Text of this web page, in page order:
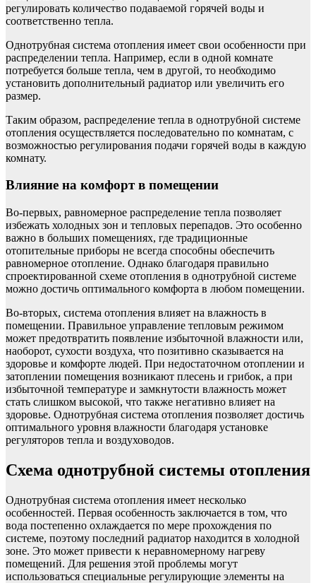
регулировать количество подаваемой горячей воды и
соответственно тепла.
Однотрубная система отопления имеет свои особенности при
распределении тепла. Например, если в одной комнате
потребуется больше тепла, чем в другой, то необходимо
установить дополнительный радиатор или увеличить его
размер.
Таким образом, распределение тепла в однотрубной системе
отопления осуществляется последовательно по комнатам, с
возможностью регулирования подачи горячей воды в каждую
комнату.
Влияние на комфорт в помещении
Во-первых, равномерное распределение тепла позволяет
избежать холодных зон и тепловых перепадов. Это особенно
важно в больших помещениях, где традиционные
отопительные приборы не всегда способны обеспечить
равномерное отопление. Однако благодаря правильно
спроектированной схеме отопления в однотрубной системе
можно достичь оптимального комфорта в любом помещении.
Во-вторых, система отопления влияет на влажность в
помещении. Правильное управление тепловым режимом
может предотвратить появление избыточной влажности или,
наоборот, сухости воздуха, что позитивно сказывается на
здоровье и комфорте людей. При недостаточном отоплении и
затоплении помещения возникают плесень и грибок, а при
избыточной температуре и замкнутости влажность может
стать слишком высокой, что также негативно влияет на
здоровье. Однотрубная система отопления позволяет достичь
оптимального уровня влажности благодаря установке
регуляторов тепла и воздуховодов.
Схема однотрубной системы отопления
Однотрубная система отопления имеет несколько
особенностей. Первая особенность заключается в том, что
вода постепенно охлаждается по мере прохождения по
системе, поэтому последний радиатор находится в холодной
зоне. Это может привести к неравномерному нагреву
помещений. Для решения этой проблемы могут
использоваться специальные регулирующие элементы на